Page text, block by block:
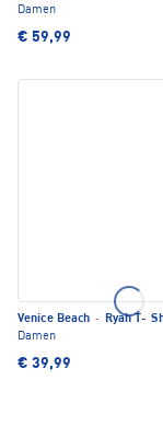
Damen
€ 59,99
Venice Beach ·
Ryah T-
Damen
€ 39,99